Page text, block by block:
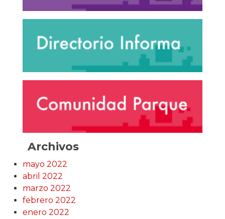
Archivos
mayo 2022
abril 2022
marzo 2022
febrero 2022
enero 2022